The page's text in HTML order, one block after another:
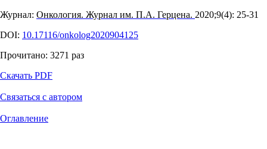
Журнал: Онкология. Журнал им. П.А. Герцена. 2020;9(4): 25‑31
DOI: 10.17116/onkolog2020904125
Прочитано: 3271 раз
Скачать PDF
Связаться с автором
Оглавление